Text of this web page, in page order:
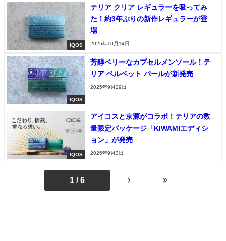
IQOS
テリア クリア レギュラーを吸ってみ
た！約3年ぶりの新作レギュラーが登
場
2025年10月14日
IQOS
芳醇ベリーなカプセルメンソール！テ
リア ベルベット パールが新発売
2025年9月29日
IQOS
アイコスと京源がコラボ！テリアの数
量限定パッケージ「KIWAMIエディシ
ョン」が発売
2025年9月3日
1 / 6